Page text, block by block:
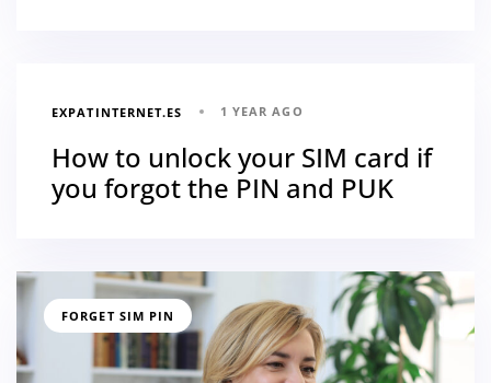
EXPATINTERNET.ES 1 YEAR AGO
How to unlock your SIM card if
you forgot the PIN and PUK
FORGET SIM PIN